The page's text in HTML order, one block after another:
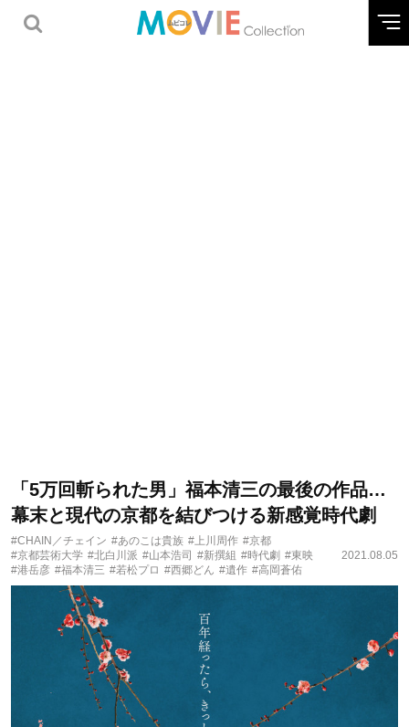
「5万回斬られた男」福本清三の最後の作品…
幕末と現代の京都を結びつける新感覚時代劇
#CHAIN／チェイン #あのこは貴族 #上川周作 #京都
#京都芸術大学 #北白川派 #山本浩司 #新撰組 #時代劇 #東映
#港岳彦 #福本清三 #若松プロ #西郷どん #遺作 #高岡蒼佑
2021.08.05